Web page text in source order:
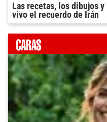
Las recetas, los dibujos
vivo el recuerdo de Irán